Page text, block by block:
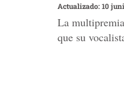
Actualizado: 10
La
que su